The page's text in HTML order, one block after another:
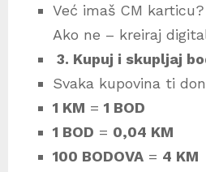
Već imaš CM
Ako ne – kreiraj
3. Kupuj i skupljaj
Svaka kupovina ti
1 KM = 1 BOD
1 BOD = 0,04 KM
100 BODOVA = 4 KM